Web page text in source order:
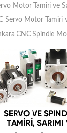
Motor Tamiri ve
Servo Motor Tamiri
CNC Spindle